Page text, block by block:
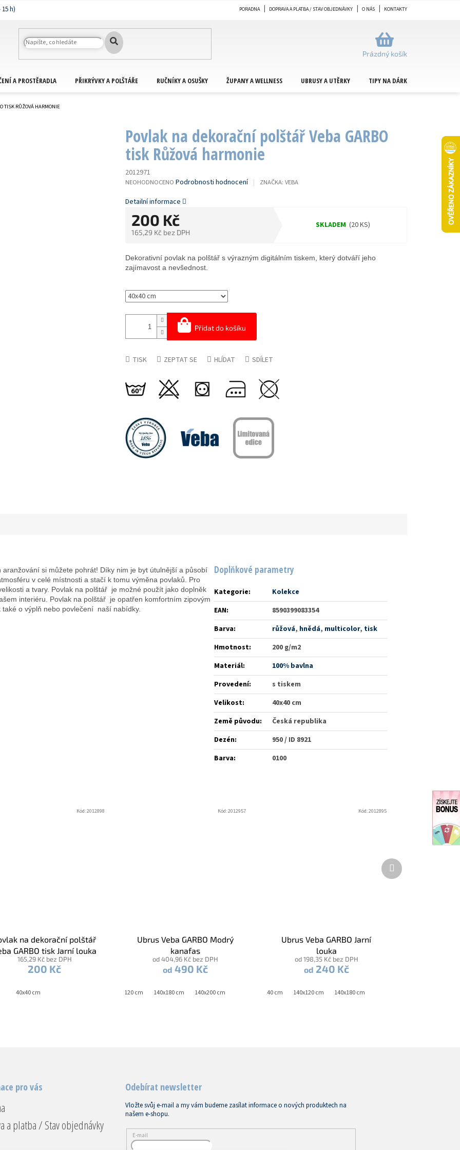
PORADNA DOPRAVA A PLATBA / STAV OBJEDNÁVKY O NÁS KONTAKTY
NÁKUPNÍ
KOŠÍK
Prázdný košík
A PROSTĚRADLA PŘIKRÝVKY A POLŠTÁŘE RUČNÍKY A OSUŠKY ŽUPANY A WELLNESS UBRUSY A UTĚRKY TIPY NA DÁRKY
TISK RŮŽOVÁ HARMONIE
Povlak na dekorační polštář Veba GARBO
tisk Růžová harmonie
2012971
PRŮMĚRNÉ
PRODUKTU
0,0
NEOHODNOCENO Podrobnosti hodnocení ZNAČKA: VEBA
200 Kč
165,29 Kč bez DPH
SKLADEM (20 KS)
Přidat do košíku
Dekorativní povlak na polštář s výrazným digitálním tiskem, který dotváří jeho
zajímavost a nevšednost.
Detailní informace
TISK ZEPTAT SE HLÍDAT SDÍLET
si můžete pohrát! Díky nim je byt útulnější a působí
v celé místnosti a stačí k tomu výměna povlaků. Pro
a tvary. Povlak na polštář je možné použít jako doplněk
interiéru. Povlak na polštář je opatřen komfortním zipovým
o výplň nebo povlečení naší nabídky.
Doplňkové parametry
Kategorie:
Kolekce
EAN:
8590399083354
Barva: růžová, hnědá, multicolor, tisk
Hmotnost:
200 g/m2
Materiál:
100% bavlna
Provedení:
s tiskem
Velikost:
40x40 cm
Země původu:
Česká republika
Dezén:
950 / ID 8921
Barva: 0100
na dekorační polštář
GARBO tisk Jarní louka
165,29 Kč bez DPH
200 Kč
40x40 cm
Kód:2012898
Ubrus Veba GARBO Modrý
kanafas
od 404,96 Kč bez DPH
od 490 Kč
140x120 cm 140x180 cm 140x200 cm
Kód:2012957
Ubrus Veba GARBO Jarní
louka
od 198,35 Kč bez DPH
od 240 Kč
40x140 cm 140x120 cm 140x180 cm
Kód:2012895
Další
produkt
pro vás
a platba / Stav objednávky
Odebírat newsletter
Vložte svůj e-mail a my vám budeme zasílat informace o nových produktech na
našem e-shopu.
E-mail